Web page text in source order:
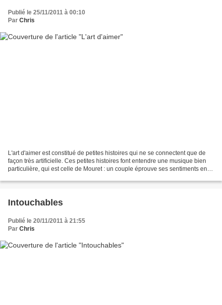
Publié le 25/11/2011 à 00:10
Par Chris
L'art d'aimer est constitué de petites histoires qui ne se connectent que de
façon très artificielle. Ces petites histoires font entendre une musique bien
particulière, qui est celle de Mouret : un couple éprouve ses sentiments en
Intouchables
Publié le 20/11/2011 à 21:55
Par Chris